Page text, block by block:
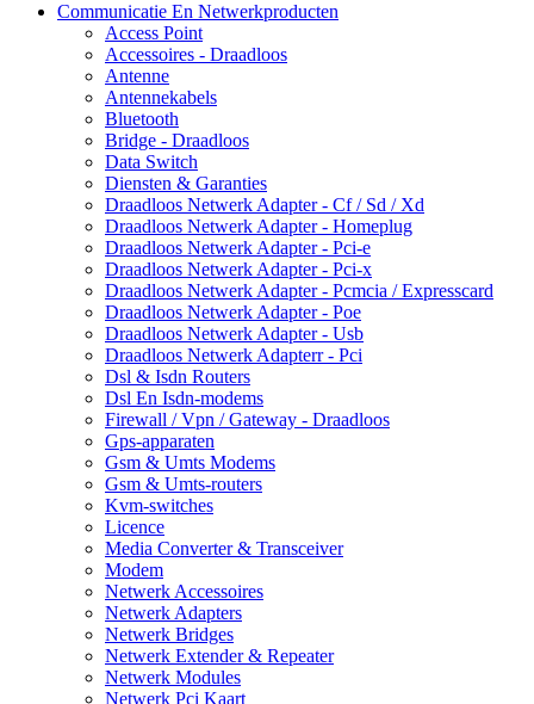
Communicatie En Netwerkproducten
Access Point
Accessoires - Draadloos
Antenne
Antennekabels
Bluetooth
Bridge - Draadloos
Data Switch
Diensten & Garanties
Draadloos Netwerk Adapter - Cf / Sd / Xd
Draadloos Netwerk Adapter - Homeplug
Draadloos Netwerk Adapter - Pci-e
Draadloos Netwerk Adapter - Pci-x
Draadloos Netwerk Adapter - Pcmcia / Expresscard
Draadloos Netwerk Adapter - Poe
Draadloos Netwerk Adapter - Usb
Draadloos Netwerk Adapterr - Pci
Dsl & Isdn Routers
Dsl En Isdn-modems
Firewall / Vpn / Gateway - Draadloos
Gps-apparaten
Gsm & Umts Modems
Gsm & Umts-routers
Kvm-switches
Licence
Media Converter & Transceiver
Modem
Netwerk Accessoires
Netwerk Adapters
Netwerk Bridges
Netwerk Extender & Repeater
Netwerk Modules
Netwerk Pci Kaart